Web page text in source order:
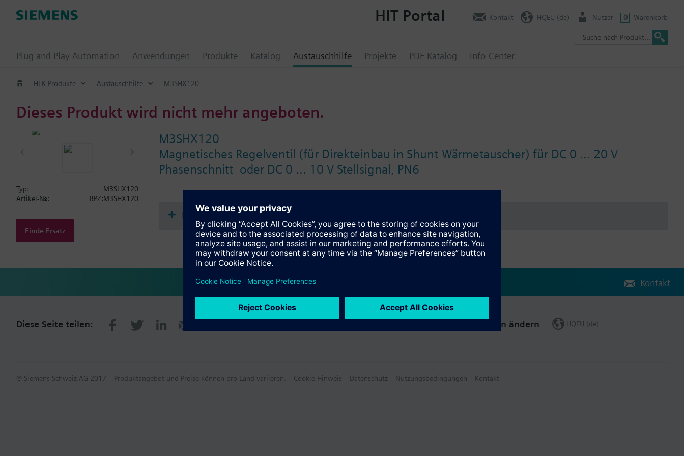
Plug and Play Automation Anwendungen Produkte Katalog Austauschhilfe Projekte PDF Katalog Info-Center
HIT Portal Kontakt HQEU (de) Nutzer 0 Warenkorb
HLK Produkte Austauschhilfe M3SHX120
Dieses Produkt wird nicht mehr angeboten.
M3SHX120
Magnetisches Regelventil (für Direkteinbau in Shunt-Wärmetauscher) für DC 0 ... 20 V
Phasenschnitt- oder DC 0 ... 10 V Stellsignal, PN6
Typ:
M3SHX120
Artikel-Nr.:
BPZ:M3SHX120
Finde Ersatz
Dokumente
Kontakt
Diese Seite teilen: Region ändern HQEU (de)
© Siemens Schweiz AG 2017 Produktangebot und Preise können pro Land variieren. Cookie Hinweis Datenschutz Nutzungsbedingungen Kontakt